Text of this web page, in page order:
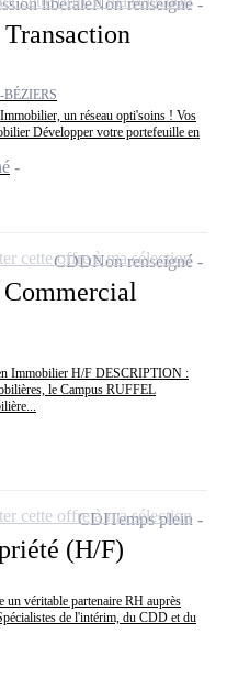
un réseau opti'soins ! Vos
Développer votre portefeuille en
libéraleNon renseigné
Immobilier H/F DESCRIPTION :
le Campus RUFFEL
CDDNon renseigné
cette offre à ma sélection
(H/F)
un véritable partenaire RH auprès
de l'intérim, du CDD et du
CDITemps plein
cette offre à ma sélection